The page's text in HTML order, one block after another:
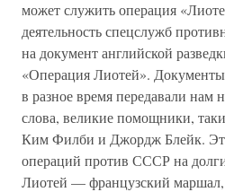
может служить операция
деятельность спецслужб
на документ английской
«Операция Лиотей».
в разное время передавали нам
слова, великие помощники,
Ким Филби и Джордж Блейк.
операций против СССР на
Лиотей — французский маршал,